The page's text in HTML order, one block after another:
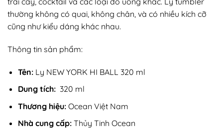
thường không có quai, không chân, và có nhiều kích cỡ
cũng như kiểu dáng khác nhau.
Thông tin sản phẩm:
Tên:Ly NEW YORK HI BALL 320 ml
Dung tích: 320 ml
Thương hiệu:Ocean Việt Nam
Nhà cung cấp:Thủy Tinh Ocean